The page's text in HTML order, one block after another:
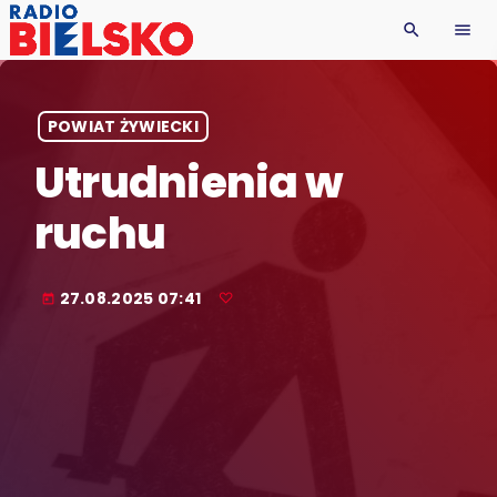
search menu
POWIAT ŻYWIECKI
Utrudnienia w
ruchu
today 27.08.2025 07:41